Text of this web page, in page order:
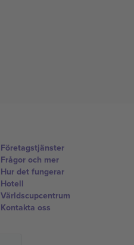
Företagstjänster
Frågor och mer
Hur det fungerar
Hotell
Världscupcentrum
Kontakta oss